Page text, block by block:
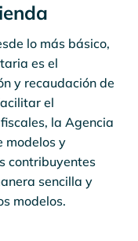
lo más básico,
es el
y recaudación de
el
la Agencia
modelos y
contribuyentes
sencilla y
modelos.